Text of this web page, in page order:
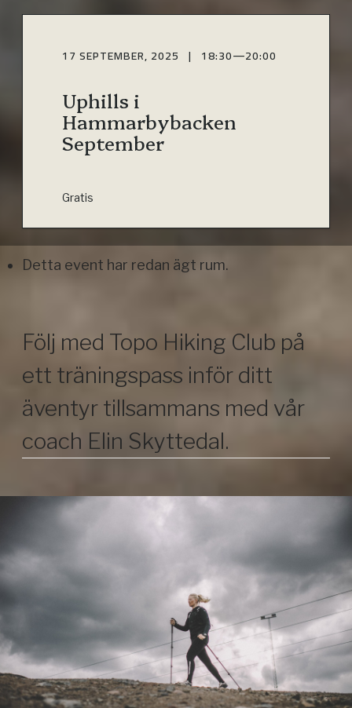
Uphills i
Hammarbybacken
September
17 SEPTEMBER, 2025 | 18:30—20:00
Gratis
Detta event har redan ägt rum.
Följ med Topo Hiking Club på
ett träningspass inför ditt
äventyr tillsammans med vår
coach Elin Skyttedal.